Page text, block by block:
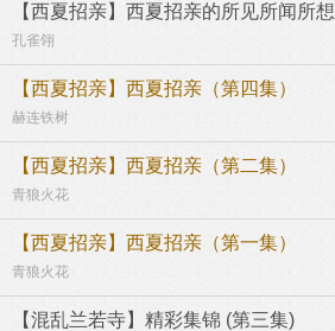
【西夏招亲】西夏招亲的所见所闻所想
孔雀翎
【西夏招亲】西夏招亲（第四集）
赫连铁树
【西夏招亲】西夏招亲（第二集）
青狼火花
【西夏招亲】西夏招亲（第一集）
青狼火花
【混乱兰若寺】精彩集锦 (第三集)